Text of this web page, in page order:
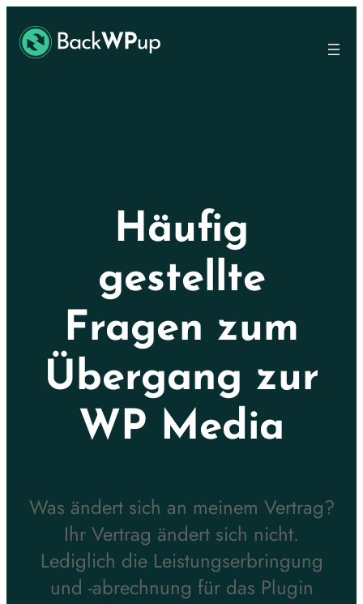
contenido
content
Häufig
gestellte
Fragen zum
Übergang zur
WP Media
Was ändert sich an meinem Vertrag?
Ihr Vertrag ändert sich nicht.
Lediglich die Leistungserbringung
und -abrechnung für das Plugin